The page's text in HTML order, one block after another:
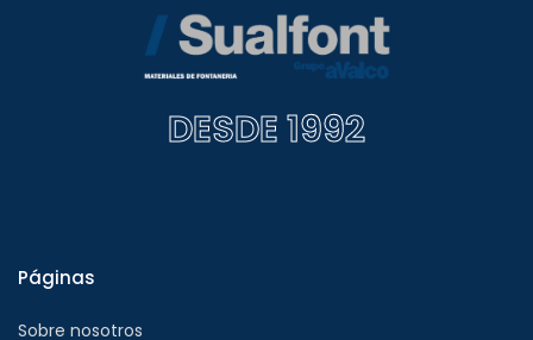
DESDE 1992
Páginas
Sobre nosotros